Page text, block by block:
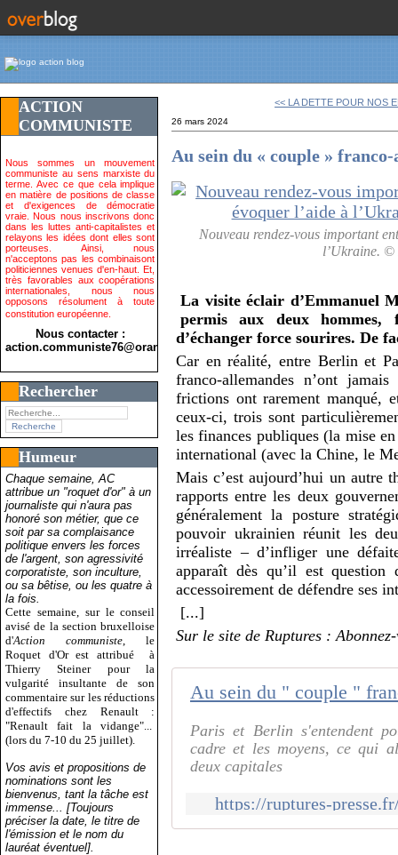
ACTION
COMMUNISTE
Nous sommes un mouvement
communiste au sens marxiste du
terme. Avec ce que cela implique
en matière de positions de classe
et d'exigences de démocratie
vraie. Nous nous inscrivons donc
dans les luttes anti-capitalistes et
relayons les idées dont elles sont
porteuses. Ainsi, nous
n'acceptons pas les combinaisont
politiciennes venues d'en-haut. Et,
très favorables aux coopérations
internationales, nous nous
opposons résolument à toute
constitution européenne.
Nous contacter :
action.communiste76@orange.fr>
Rechercher
Humeur
Chaque semaine, AC
attribue un "roquet d'or" à un
journaliste qui n'aura pas
honoré son métier, que ce
soit par sa complaisance
politique envers les forces
de l'argent, son agressivité
corporatiste, son inculture,
ou sa bêtise, ou les quatre à
la fois.
Cette semaine, sur le conseil
avisé de la section bruxelloise
d'Action communiste , le
Roquet d'Or est attribué
à
Thierry Steiner pour la
vulgarité insultante de son
commentaire sur les réductions
d'effectifs chez Renault :
"Renault fait la vidange"...
(lors du 7-10 du 25 juillet).
Vos avis et propositions de
nominations sont les
bienvenus, tant la tâche est
immense... [Toujours
préciser la date, le titre de
l'émission et le nom du
lauréat éventuel].
<< LA DETTE POUR NOS
26 mars 2024
Au sein du « couple »
Nouveau rendez-vous important
l’Ukraine. ©
La visite éclair d’Emmanuel
permis aux deux hommes,
d’échanger force sourires. De
Car en réalité, entre Berlin et
franco-allemandes n’ont
frictions ont rarement manqué,
ceux-ci, trois sont
les finances publiques (la mise
international (avec la Chine, le
Mais c’est aujourd’hui un autre
rapports entre les deux
généralement la posture
pouvoir ukrainien réunit les
irréaliste – d’infliger une
apparaît dès qu’il est
accessoirement de défendre ses
[...]
Sur le site de Ruptures :
Paris et Berlin s'entendent
cadre et les moyens, ce qui
deux capitales
https://ruptures-